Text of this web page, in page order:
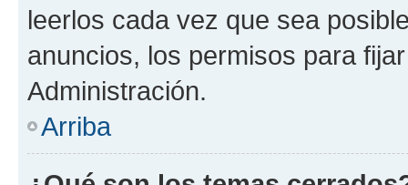
leerlos cada vez que sea
anuncios, los permisos para
Administración.
Arriba